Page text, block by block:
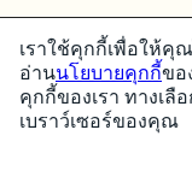
เราใช้คุกกี้เพื่อให้
อ่านนโยบายคุกกี้ขอ
คุกกี้ของเรา ทางเ
เบราว์เซอร์ของคุณ